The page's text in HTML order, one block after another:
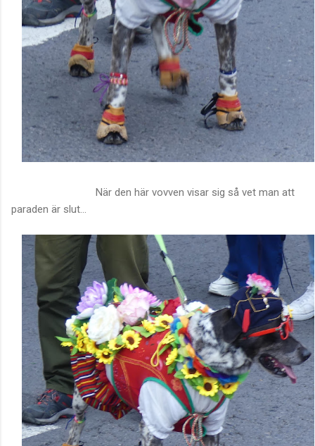
När den här vovven visar sig så vet man att
paraden är slut...